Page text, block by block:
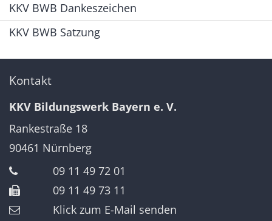
KKV BWB Dankeszeichen
KKV BWB Satzung
Kontakt
KKV Bildungswerk Bayern e. V.
Rankestraße 18
90461 Nürnberg
09 11 49 72 01
09 11 49 73 11
Klick zum E-Mail senden